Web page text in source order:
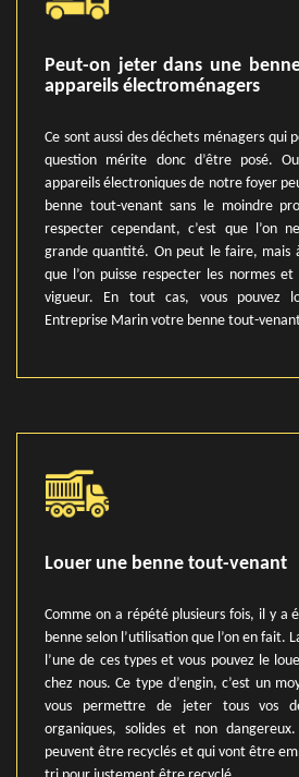
Peut-on jeter dans une
appareils électroménagers
Ce sont aussi des déchets ménagers qui
question mérite donc d’être posé.
appareils électroniques de notre foyer
benne tout-venant sans le moindre
respecter cependant, c’est que l’on
grande quantité. On peut le faire, mais
que l’on puisse respecter les normes
vigueur. En tout cas, vous pouvez
Entreprise Marin votre benne tout-
Louer une benne tout-venant
Comme on a répété plusieurs fois, il y a
benne selon l’utilisation que l’on en fait.
l’une de ces types et vous pouvez le
chez nous. Ce type d’engin, c’est un
vous permettre de jeter tous vos
organiques, solides et non
peuvent être recyclés et qui vont être